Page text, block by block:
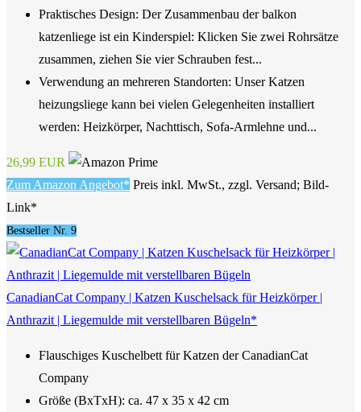
Praktisches Design: Der Zusammenbau der balkon
katzenliege ist ein Kinderspiel: Klicken Sie zwei Rohrsätze
zusammen, ziehen Sie vier Schrauben fest...
Verwendung an mehreren Standorten: Unser Katzen
heizungsliege kann bei vielen Gelegenheiten installiert
werden: Heizkörper, Nachttisch, Sofa-Armlehne und...
26,99 EUR
Zum Amazon Angebot* Preis inkl. MwSt., zzgl. Versand; Bild-
Link*
Bestseller Nr. 9
CanadianCat Company | Katzen Kuschelsack für Heizkörper |
Anthrazit | Liegemulde mit verstellbaren Bügeln*
Flauschiges Kuschelbett für Katzen der CanadianCat
Company
Größe (BxTxH): ca. 47 x 35 x 42 cm